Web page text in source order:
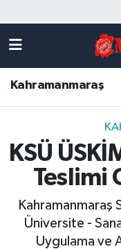
Kahramanmaraş
KSÜ
Teslimi
Kahramanmaraş
Üniversite -
Uygulama ve
ONİKİŞUBAT
Künye
Süper Lig
Son Dakika